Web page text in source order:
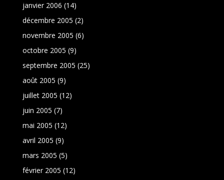
janvier 2006 (14)
décembre 2005 (2)
novembre 2005 (6)
octobre 2005 (9)
septembre 2005 (25)
août 2005 (9)
juillet 2005 (12)
juin 2005 (7)
mai 2005 (12)
avril 2005 (9)
mars 2005 (5)
février 2005 (12)